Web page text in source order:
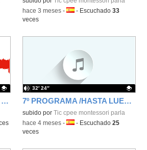
-hace 3 meses- Idioma:
- Escuchado 33
veces
8º PROGRAMA/ UN ÚLTIMO EMPUJÓN/ 8x04 7º PROGRAMA /HASTA LUEGO MARICARMEN 7X04
Contenido educativo.
subido por Tic cpee montessori parla
32′ 24″
-hace 4 meses- Idioma:
- Escuchado 25
veces